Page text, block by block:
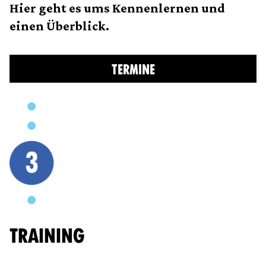
Hier geht es ums Kennenlernen und
einen Überblick.
TERMINE
TRAINING